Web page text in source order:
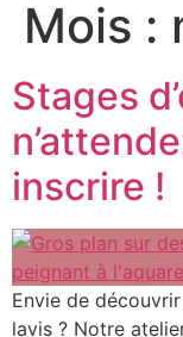
Mois :
Stages
inscrire !
Envie de
lavis ? Notre